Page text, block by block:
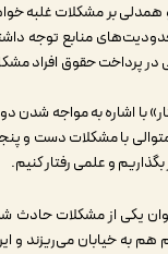
همدلی بر مشکلات غلبه
منابع توجه
در پرداخت حقوق افراد
«روز پرستار» با اشاره
با مشکلات دست و
و علمی رفتار کنیم.
به وقوع جنگ تحمیلی ۱۲ روزه
به خیابان می‌ریزند و